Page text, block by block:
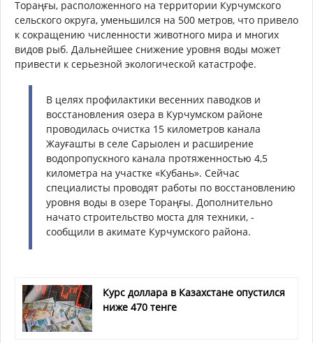
Тораңғы, расположенного на территории Курчумского
сельского округа, уменьшился на 500 метров, что привело
к сокращению численности животного мира и многих
видов рыб. Дальнейшее снижение уровня воды может
привести к серьезной экологической катастрофе.
В целях профилактики весенних паводков и
восстановления озера в Курчумском районе
проводилась очистка 15 километров канала
Жауғашты в селе Сарыолен и расширение
водопропускного канала протяженностью 4,5
километра на участке «Кубань». Сейчас
специалисты проводят работы по восстановлению
уровня воды в озере Тораңғы. Дополнительно
начато строительство моста для техники, -
сообщили в акимате Курчумского района.
Курс доллара в Казахстане опустился
ниже 470 тенге